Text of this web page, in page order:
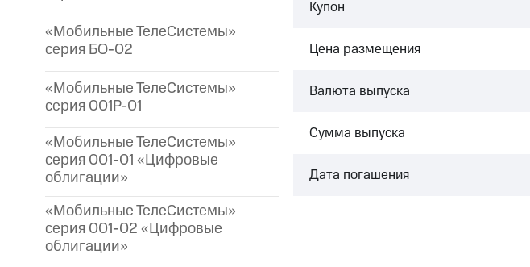
«Мобильные ТелеСистемы»
серия БО-02
«Мобильные ТелеСистемы»
серия 001P-01
«Мобильные ТелеСистемы»
серия 001-01 «Цифровые
облигации»
«Мобильные ТелеСистемы»
серия 001-02 «Цифровые
облигации»
Купон
Цена размещения
Валюта выпуска
Сумма выпуска
Дата погашения